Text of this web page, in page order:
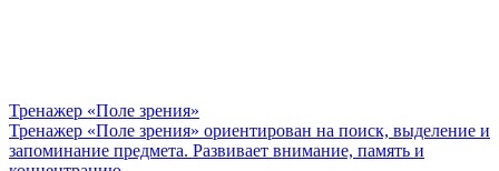
Тренажер «Поле зрения»
Тренажер «Поле зрения» ориентирован на поиск, выделение и
запоминание предмета. Развивает внимание, память и